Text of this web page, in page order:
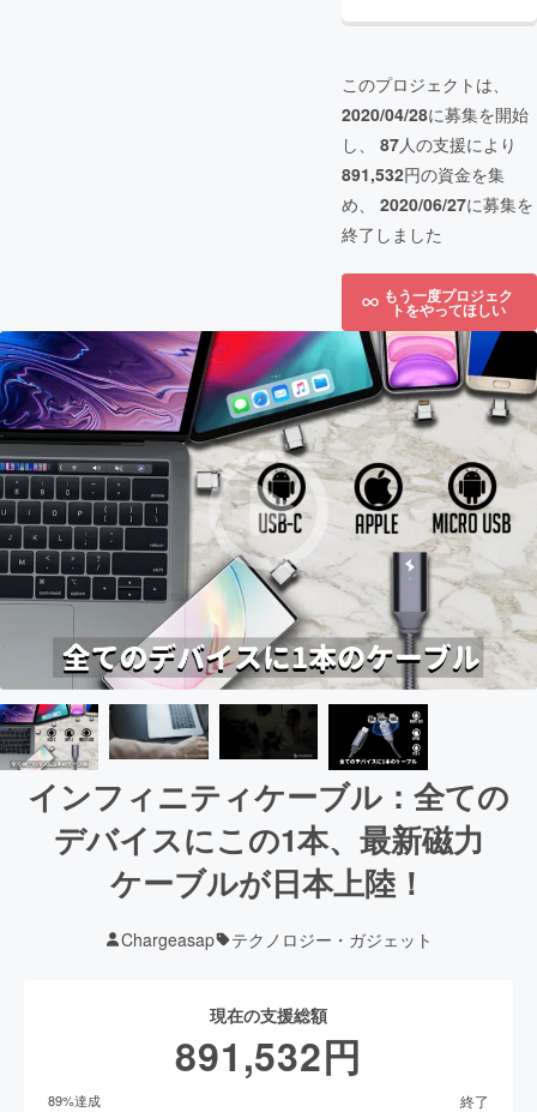
このプロジェクトは、
2020/04/28に募集を開始
し、 87人の支援により
891,532円の資金を集
め、 2020/06/27に募集を
終了しました
もう一度プロジェク
トをやってほしい
インフィニティケーブル：全ての
デバイスにこの1本、最新磁力
ケーブルが日本上陸！
Chargeasap テクノロジー・ガジェット
現在の支援総額
891,532円
89%達成 終了